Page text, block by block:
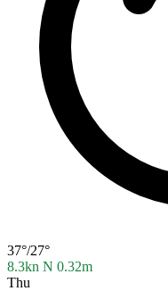
37°/27°
8.3kn N 0.32m
Thu